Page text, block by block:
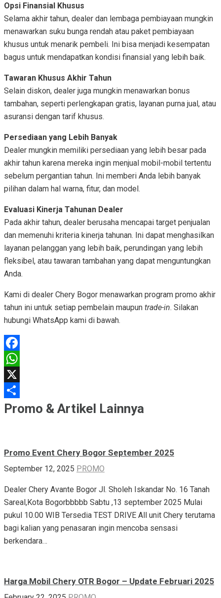
Opsi Finansial Khusus
Selama akhir tahun, dealer dan lembaga pembiayaan mungkin
menawarkan suku bunga rendah atau paket pembiayaan
khusus untuk menarik pembeli. Ini bisa menjadi kesempatan
bagus untuk mendapatkan kondisi finansial yang lebih baik.
Tawaran Khusus Akhir Tahun
Selain diskon, dealer juga mungkin menawarkan bonus
tambahan, seperti perlengkapan gratis, layanan purna jual, atau
asuransi dengan tarif khusus.
Persediaan yang Lebih Banyak
Dealer mungkin memiliki persediaan yang lebih besar pada
akhir tahun karena mereka ingin menjual mobil-mobil tertentu
sebelum pergantian tahun. Ini memberi Anda lebih banyak
pilihan dalam hal warna, fitur, dan model.
Evaluasi Kinerja Tahunan Dealer
Pada akhir tahun, dealer berusaha mencapai target penjualan
dan memenuhi kriteria kinerja tahunan. Ini dapat menghasilkan
layanan pelanggan yang lebih baik, perundingan yang lebih
fleksibel, atau tawaran tambahan yang dapat menguntungkan
Anda.
Kami di dealer Chery Bogor menawarkan program promo akhir
tahun ini untuk setiap pembelain maupun trade-in. Silakan
hubungi WhatsApp kami di bawah.
Facebook
WhatsApp
X
Share
Promo & Artikel Lainnya
Promo Event Chery Bogor September 2025
September 12, 2025 PROMO
Dealer Chery Avante Bogor Jl. Sholeh Iskandar No. 16 Tanah
Sareal,Kota Bogorbbbbb Sabtu ,13 september 2025 Mulai
pukul 10.00 WIB Tersedia TEST DRIVE All unit Chery terutama
bagi kalian yang penasaran ingin mencoba sensasi
berkendara…
Harga Mobil Chery OTR Bogor – Update Februari 2025